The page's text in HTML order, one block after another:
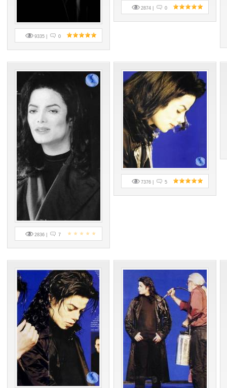
9335 | 0
2874 | 0
2836 | 7
7376 | 5